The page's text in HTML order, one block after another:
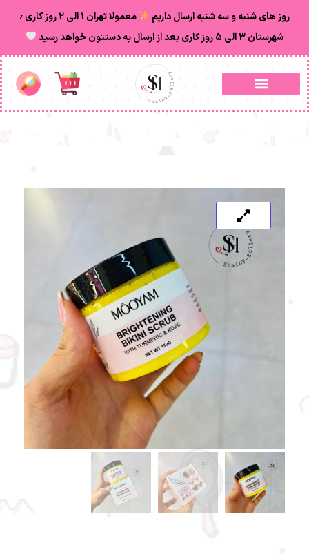
روز های شنبه و سه شنبه ارسال داریم
معمولا تهران ۱ الی ۲ روز‌ کاری ٫
شهرستان ۳ الی ۵ روز کاری بعد از ارسال به دستتون خواهد رسید